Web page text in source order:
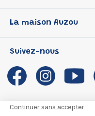
Continuer sans accepter
P'tit Loup
Les Influenceuses
Migali
Petite Taupe
La maison Auzou
Notre histoire
Auzou s'engage
Auteurs et illustrateurs
Suivez-nous